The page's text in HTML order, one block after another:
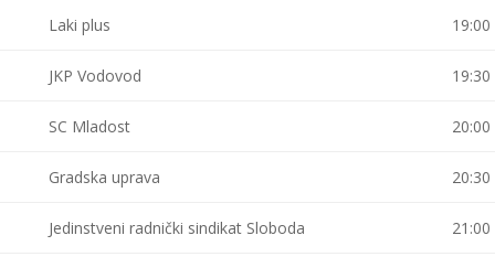
Laki plus 19:00
JKP Vodovod 19:30
SC Mladost 20:00
Gradska uprava 20:30
Jedinstveni radnički sindikat Sloboda 21:00